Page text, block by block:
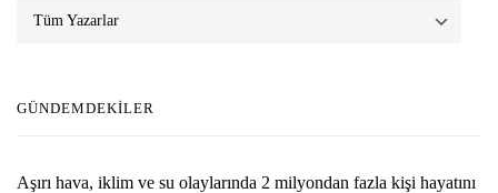
GÜNDEMDEKILER
Aşırı hava, iklim ve su olaylarında 2 milyondan fazla kişi hayatını